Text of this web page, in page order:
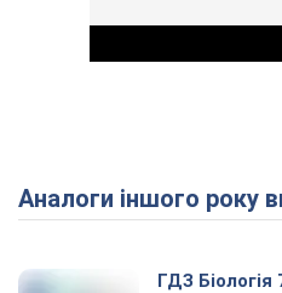
Аналоги іншого року
ГДЗ Біологія